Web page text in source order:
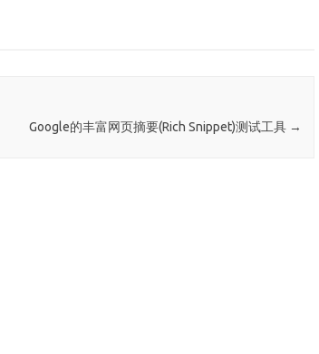
Google的丰富网页摘要(Rich Snippet)测试工具 →